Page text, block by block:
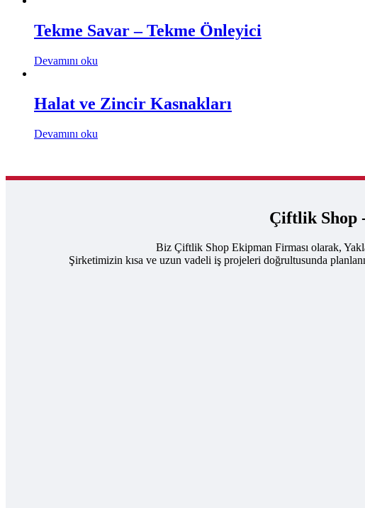
Tekme Savar – Tekme Önleyici
Devamını oku
Halat ve Zincir Kasnakları
Devamını oku
Çiftlik Shop
Biz Çiftlik Shop Ekipman Firması olarak,
Şirketimizin kısa ve uzun vadeli iş projeleri doğrultusunda